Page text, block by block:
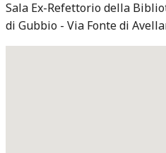
Sala Ex-Refettorio della
di Gubbio
Via Fonte di